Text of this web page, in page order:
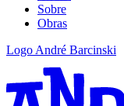
Sobre
Obras
Logo André Barcinski